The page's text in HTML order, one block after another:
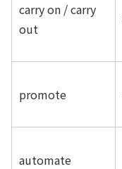
carry on / carry
out
promote
automate